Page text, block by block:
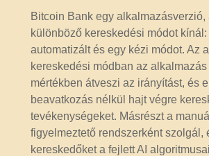
Bitcoin Bank egy alkalmazásverzió,
különböző kereskedési módot
automatizált és egy kézi módot. Az
kereskedési módban az
mértékben átveszi az irányítást, és
beavatkozás nélkül hajt végre
tevékenységeket. Másrészt a
figyelmeztető rendszerként szolgál,
kereskedőket a fejlett AI